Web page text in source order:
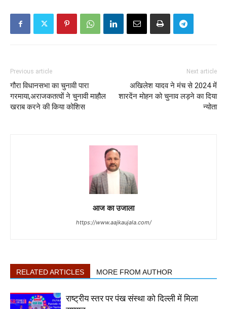
Previous article
गौरा विधानसभा का चुनावी पारा
गरमाया,अराजकतत्वों ने चुनावी माहौल
खराब करने की किया कोशिस
Next article
अखिलेश यादव ने मंच से 2024 में
शारदेंन मोहन को चुनाव लड़ने का दिया
न्योता
आज का उजाला
https://www.aajkaujala.com/
RELATED ARTICLES MORE FROM AUTHOR
राष्ट्रीय स्तर पर पंख संस्था को दिल्ली में मिला